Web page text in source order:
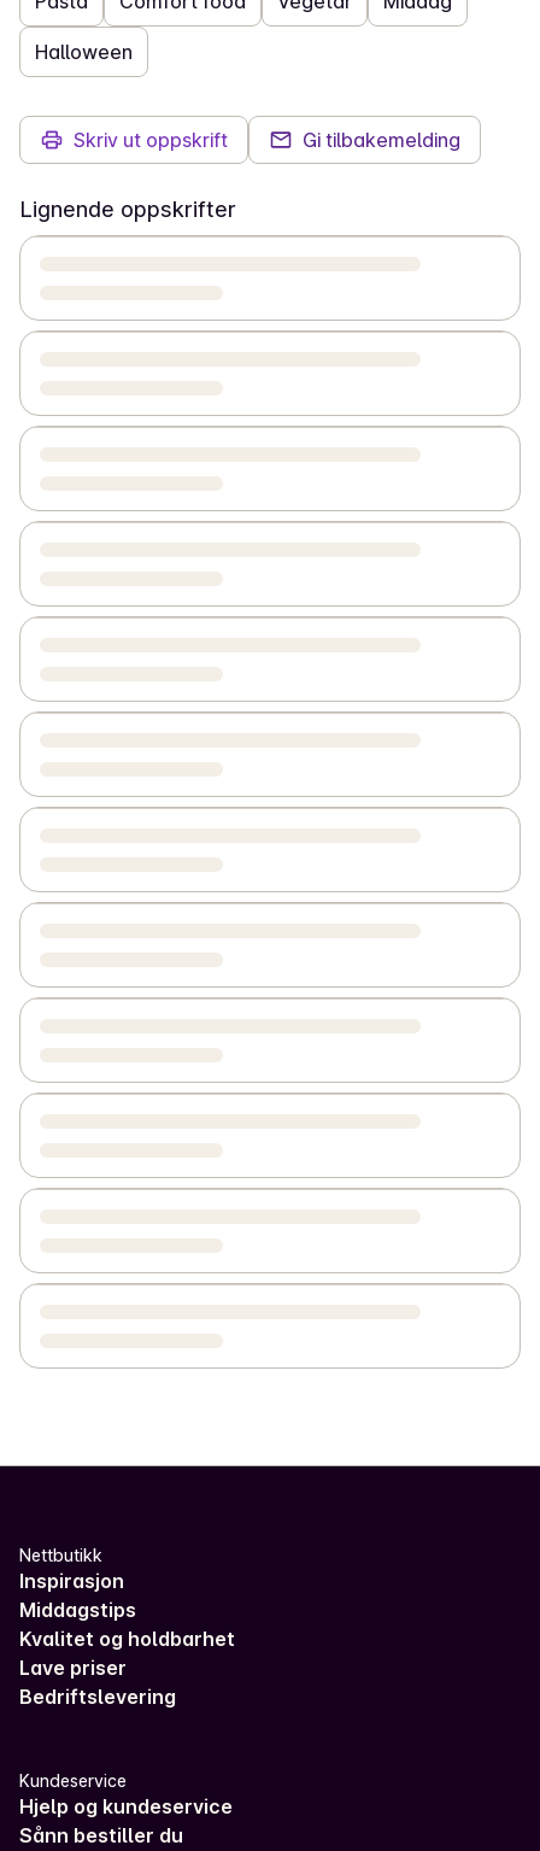
Halloween
Skriv ut oppskrift Gi tilbakemelding
Lignende oppskrifter
Nettbutikk
Inspirasjon
Middagstips
Kvalitet og holdbarhet
Lave priser
Bedriftslevering
Kundeservice
Hjelp og kundeservice
Sånn bestiller du